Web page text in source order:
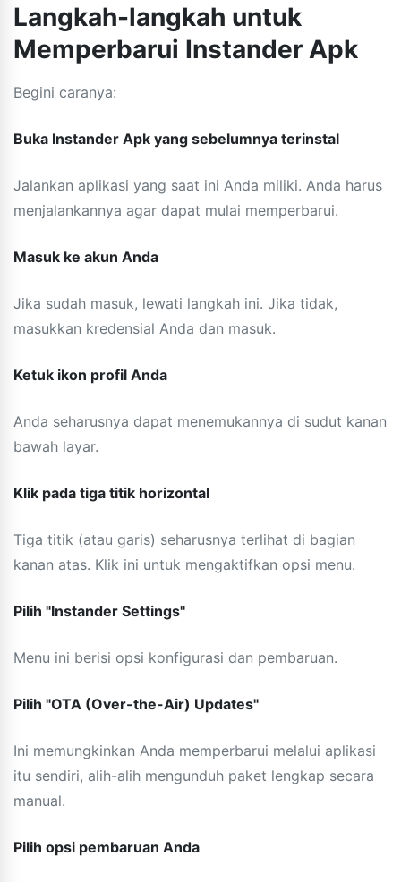
Langkah-langkah untuk
Memperbarui Instander Apk
Begini caranya:
Buka Instander Apk yang sebelumnya terinstal
Jalankan aplikasi yang saat ini Anda miliki. Anda harus
menjalankannya agar dapat mulai memperbarui.
Masuk ke akun Anda
Jika sudah masuk, lewati langkah ini. Jika tidak,
masukkan kredensial Anda dan masuk.
Ketuk ikon profil Anda
Anda seharusnya dapat menemukannya di sudut kanan
bawah layar.
Klik pada tiga titik horizontal
Tiga titik (atau garis) seharusnya terlihat di bagian
kanan atas. Klik ini untuk mengaktifkan opsi menu.
Pilih "Instander Settings"
Menu ini berisi opsi konfigurasi dan pembaruan.
Pilih "OTA (Over-the-Air) Updates"
Ini memungkinkan Anda memperbarui melalui aplikasi
itu sendiri, alih-alih mengunduh paket lengkap secara
manual.
Pilih opsi pembaruan Anda